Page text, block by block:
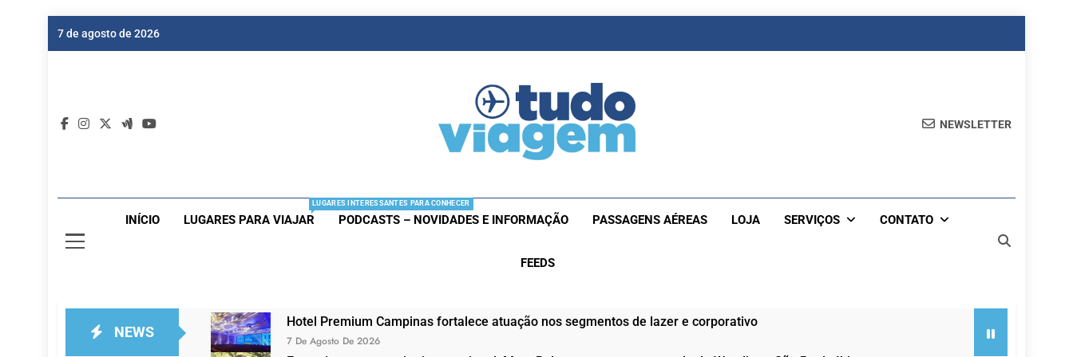
7 de agosto de 2026
NEWSLETTER
INÍCIO LUGARES PARA VIAJAR
LUGARES INTERESSANTES PARA CONHECER
PODCASTS – NOVIDADES E INFORMAÇÃO PASSAGENS AÉREAS LOJA SERVIÇOS CONTATO
FEEDS
NEWS
Hotel Premium Campinas fortalece atuação nos segmentos de lazer e corporativo
7 De Agosto De 2026